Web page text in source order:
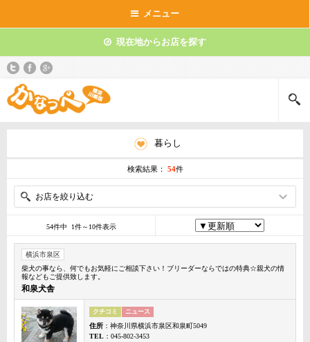
メニュー
現在地からお店を探す
暮らし
検索結果： 54件
お店を絞り込む
54件中 1件～10件表示
横浜市泉区
柴犬の事なら、何でもお気軽にご相談下さい！ブリーダーならではの特典☆親犬の情
報などもご提供致します。
和泉犬舎
クチコミ ニュース
住所 ：神奈川県横浜市泉区和泉町5049
TEL ：045-802-3453